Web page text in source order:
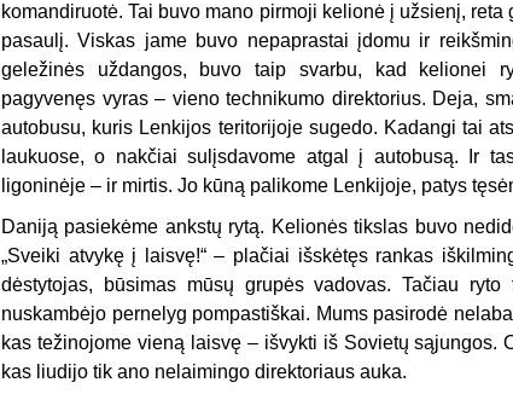
komandiruotė. Tai buvo mano pirmoji kelionė į užsienį,
pasaulį. Viskas jame buvo nepaprastai įdomu ir
geležinės uždangos, buvo taip svarbu, kad kelionei
pagyvenęs vyras – vieno technikumo direktorius. Deja,
autobusu, kuris Lenkijos teritorijoje sugedo. Kadangi tai
laukuose, o nakčiai sulįsdavome atgal į autobusą. Ir
ligoninėje – ir mirtis. Jo kūną palikome Lenkijoje, patys
Daniją pasiekėme ankstų rytą. Kelionės tikslas buvo
„Sveiki atvykę į laisvę!“ – plačiai išskėtęs rankas
dėstytojas, būsimas mūsų grupės vadovas. Tačiau
nuskambėjo pernelyg pompastiškai. Mums pasirodė
kas težinojome vieną laisvę – išvykti iš Sovietų sąjungos.
kas liudijo tik ano nelaimingo direktoriaus auka.